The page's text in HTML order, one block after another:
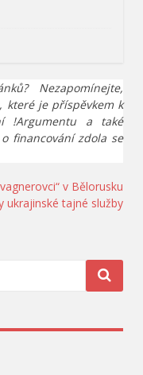
Nezapomínejte,
které je příspěvkem k
!Argumentu a také
financování zdola se
v Bělorusku
ukrajinské tajné služby